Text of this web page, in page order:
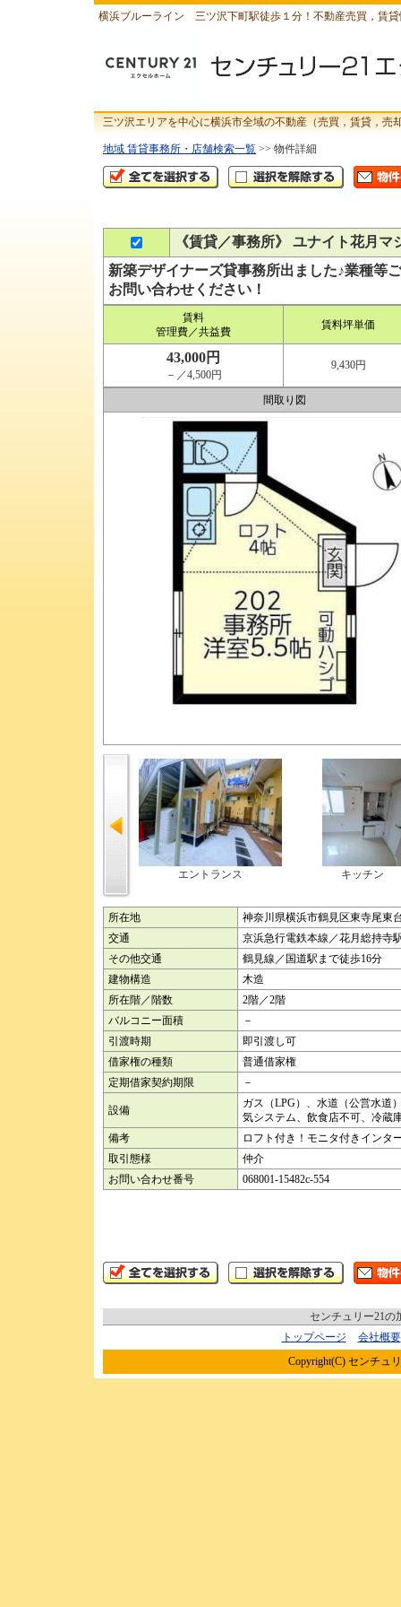
横浜ブルーライン 三ツ沢下町駅徒歩１分！不動産売買，賃
三ツ沢エリアを中心に横浜市全域の不動産（売買，賃貸，
地域 賃貸事務所・店舗検索一覧 >> 物件詳細
《賃貸／事務所》 ユナイト花月マ
新築デザイナーズ貸事務所出ました♪業種等
お問い合わせください！
賃料
管理費／共益費
賃料坪単価
43,000円
－／4,500円
9,430円
間取り図
エントランス キッチン
所在地
神奈川県横浜市鶴見区東寺尾東
交通
京浜急行電鉄本線／花月総持寺
その他交通
鶴見線／国道駅まで徒歩16分
建物構造
木造
所在階／階数
2階／2階
バルコニー面積
－
引渡時期
即引渡し可
借家権の種類
普通借家権
定期借家契約期限
－
設備
ガス（LPG）、水道（公営水道
気システム、飲食店不可、冷蔵
備考
ロフト付き！モニタ付きインタ
取引態様
仲介
お問い合わせ番号
068001-15482c-554
センチュリー21の
トップページ
会社概要
Copyright(C) センチュ